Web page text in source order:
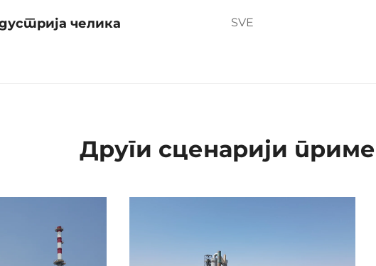
челика SVE
Други сценарији